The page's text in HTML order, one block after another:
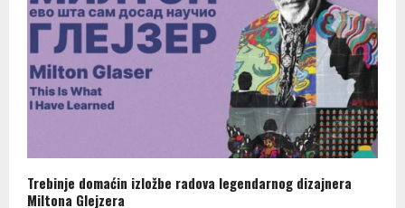
Trebinje domaćin izložbe radova legendarnog dizajnera
Miltona Glejzera